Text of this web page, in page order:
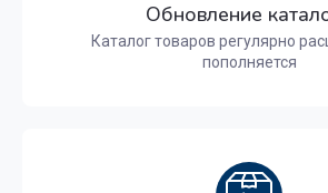
Обновление
Каталог товаров регулярно
пополняется